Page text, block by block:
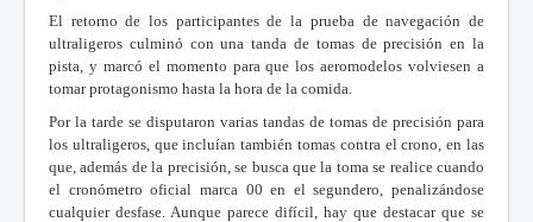
El retorno de los participantes de la prueba de navegación de
ultraligeros culminó con una tanda de tomas de precisión en la
pista, y marcó el momento para que los aeromodelos volviesen a
tomar protagonismo hasta la hora de la comida.
Por la tarde se disputaron varias tandas de tomas de precisión para
los ultraligeros, que incluían también tomas contra el crono, en las
que, además de la precisión, se busca que la toma se realice cuando
el cronómetro oficial marca 00 en el segundero, penalizándose
cualquier desfase. Aunque parece difícil, hay que destacar que se